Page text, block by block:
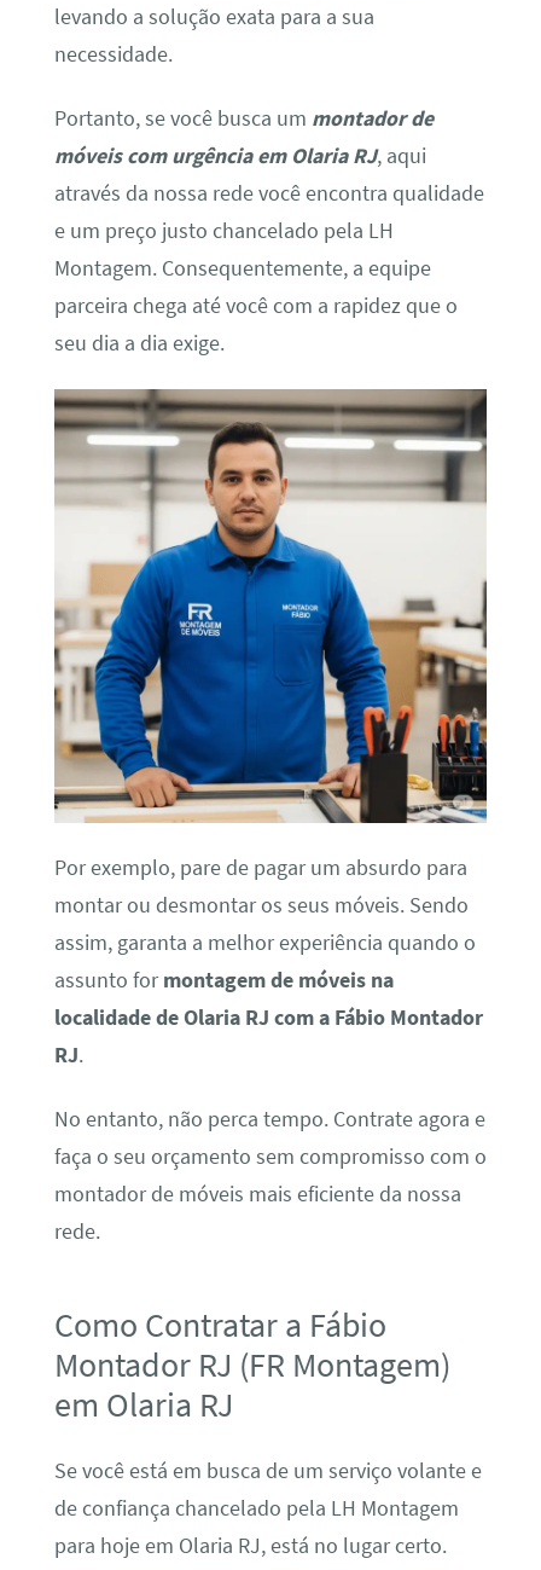
levando a solução exata para a sua
necessidade.
Portanto, se você busca um montador de
móveis com urgência em Olaria RJ, aqui
através da nossa rede você encontra qualidade
e um preço justo chancelado pela LH
Montagem. Consequentemente, a equipe
parceira chega até você com a rapidez que o
seu dia a dia exige.
Por exemplo, pare de pagar um absurdo para
montar ou desmontar os seus móveis. Sendo
assim, garanta a melhor experiência quando o
assunto formontagem de móveis na
localidade de Olaria RJ com a Fábio Montador
RJ.
No entanto, não perca tempo. Contrate agora e
faça o seu orçamento sem compromisso com o
montador de móveis mais eficiente da nossa
rede.
Como Contratar a Fábio
Montador RJ (FR Montagem)
em Olaria RJ
Se você está em busca de um serviço volante e
de confiança chancelado pela LH Montagem
para hoje em Olaria RJ, está no lugar certo.